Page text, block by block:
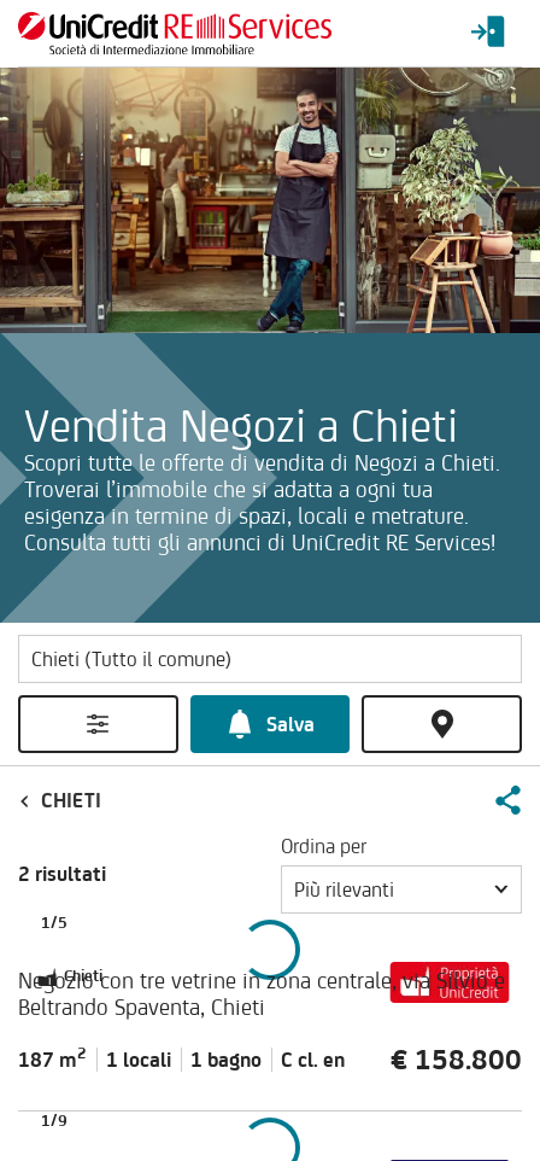
Vendita Negozi a Chieti
Scopri tutte le offerte di vendita di Negozi a Chieti.
Troverai l’immobile che si adatta a ogni tua
esigenza in termine di spazi, locali e metrature.
Consulta tutti gli annunci di UniCredit RE Services!
La ricerca verrà inviata automaticamente alla selezione delle
Salva
CHIETI
2 risultati
Ordina per
Più rilevanti
Chieti
1/5
Negozio con tre vetrine in zona centrale, via Silvio e
Beltrando Spaventa, Chieti
187 m2 1 locali 1 bagno C cl. en € 158.800
1/9